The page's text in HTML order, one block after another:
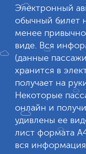
Электронный
обычный билет
менее
виде. Вся
(данные
хранится в
получает на
Некоторые
онлайн и
удивлены ее
лист формата
вся